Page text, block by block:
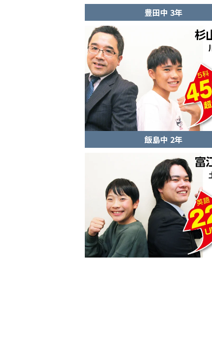
豊田中 3年
飯島中 2年